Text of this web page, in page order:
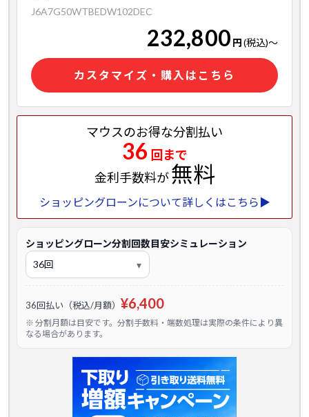
J6A7G50WTBEDW102DEC
232,800 円(税込)～
カスタマイズ・購入はこちら
マウスのお得な分割払い
36 回まで
金利手数料が無料
ショッピングローンについて詳しくはこちら▶
ショッピングローン分割回数目安シミュレーション
36回払い（税込/月額） ¥6,400
※ 分割月額は目安です。分割手数料・端数処理は実際の条件により異
なる場合があります。